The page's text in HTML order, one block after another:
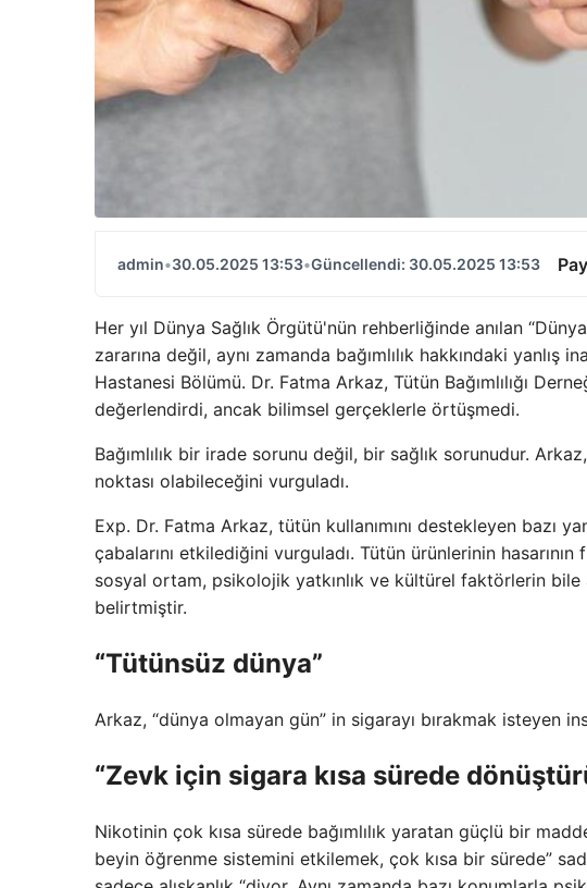
admin•30.05.2025 13:53•Güncellendi: 30.05.2025 13:53
Her yıl Dünya Sağlık Örgütü'nün rehberliğinde anılan
zararına değil, aynı zamanda bağımlılık hakkındaki
Hastanesi Bölümü. Dr. Fatma Arkaz, Tütün Bağımlılığı
değerlendirdi, ancak bilimsel gerçeklerle örtüşmedi.
Bağımlılık bir irade sorunu değil, bir sağlık sorunudur.
noktası olabileceğini vurguladı.
Exp. Dr. Fatma Arkaz, tütün kullanımını destekleyen bazı
çabalarını etkilediğini vurguladı. Tütün ürünlerinin hasarının
sosyal ortam, psikolojik yatkınlık ve kültürel faktörlerin bile
belirtmiştir.
“Tütünsüz dünya”
Arkaz, “dünya olmayan gün” in sigarayı bırakmak isteyen
“Zevk için sigara kısa sürede
Nikotinin çok kısa sürede bağımlılık yaratan güçlü bir
beyin öğrenme sistemini etkilemek, çok kısa bir sürede”